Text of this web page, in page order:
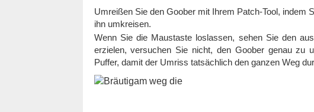
Umreißen Sie den Goober mit Ihrem Patch-Tool, indem
ihn umkreisen.
Wenn Sie die Maustaste loslassen, sehen Sie den
erzielen, versuchen Sie nicht, den Goober genau zu
Puffer, damit der Umriss tatsächlich den ganzen Weg